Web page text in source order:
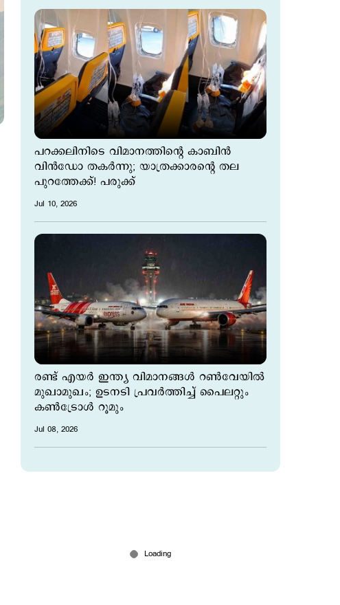
പറക്കലിനിടെ വിമാനത്തിന്‍റെ കാബിന്‍
വിന്‍ഡോ തകര്‍ന്നു; യാത്രക്കാരന്‍റെ തല
പുറത്തേക്ക്! പരുക്ക്
Jul 10, 2026
രണ്ട് എയർ ഇന്ത്യ വിമാനങ്ങൾ റൺവേയിൽ
മുഖാമുഖം; ഉടനടി പ്രവര്‍ത്തിച്ച് പൈലറ്റും
കണ്‍ട്രോള്‍ റൂമും
Jul 08, 2026